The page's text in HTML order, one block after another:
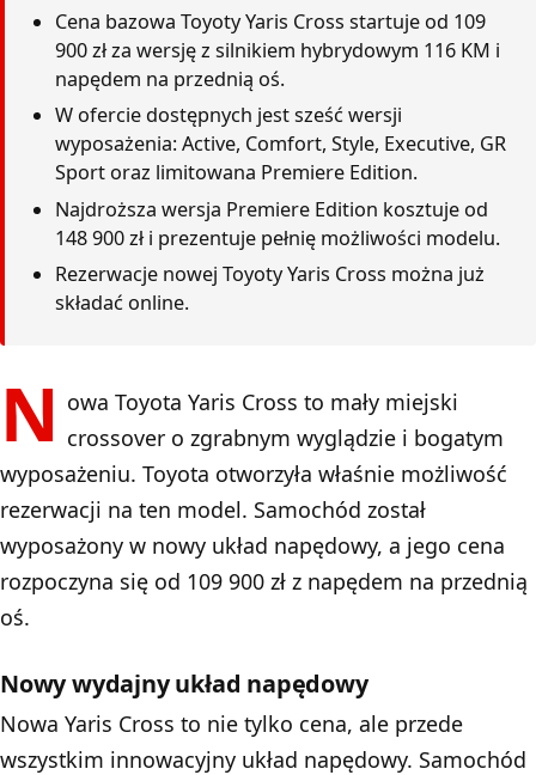
Cena bazowa Toyoty Yaris Cross startuje od 109
900 zł za wersję z silnikiem hybrydowym 116 KM i
napędem na przednią oś.
W ofercie dostępnych jest sześć wersji
wyposażenia: Active, Comfort, Style, Executive, GR
Sport oraz limitowana Premiere Edition.
Najdroższa wersja Premiere Edition kosztuje od
148 900 zł i prezentuje pełnię możliwości modelu.
Rezerwacje nowej Toyoty Yaris Cross można już
składać online.
N owa Toyota Yaris Cross to mały miejski
crossover o zgrabnym wyglądzie i bogatym
wyposażeniu. Toyota otworzyła właśnie możliwość
rezerwacji na ten model. Samochód został
wyposażony w nowy układ napędowy, a jego cena
rozpoczyna się od 109 900 zł z napędem na przednią
oś.
Nowy wydajny układ napędowy
Nowa Yaris Cross to nie tylko cena, ale przede
wszystkim innowacyjny układ napędowy. Samochód